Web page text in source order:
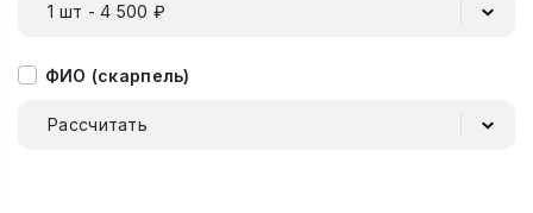
1 шт - 4 500 ₽
ФИО (скарпель)
Рассчитать